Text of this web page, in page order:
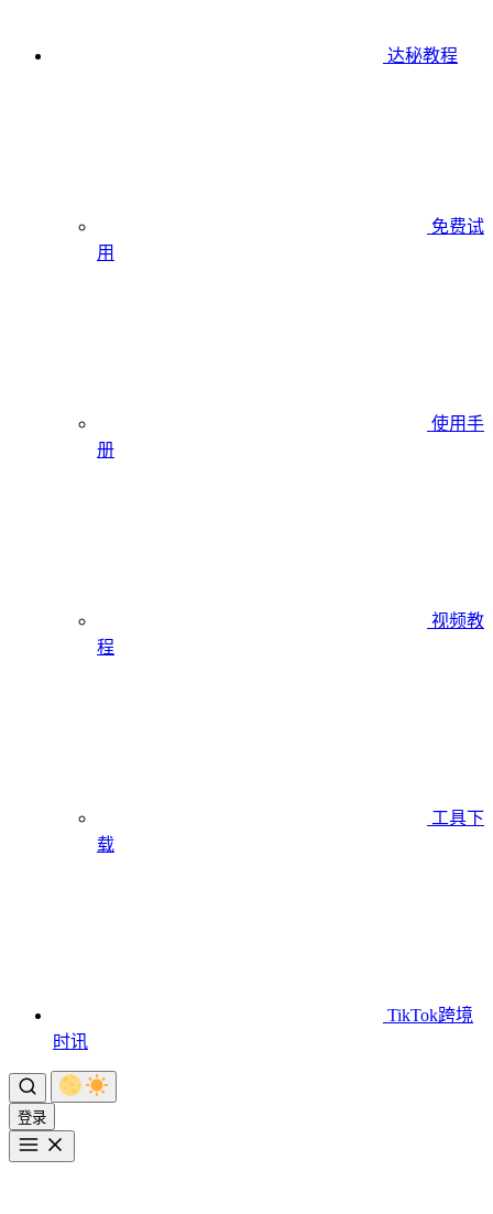
达秘教程
免费试
用
使用手
册
视频教
程
工具下
载
TikTok跨境
时讯
登录